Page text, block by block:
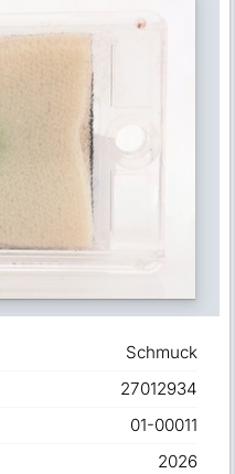
Schmuck
27012934
01-00011
2026